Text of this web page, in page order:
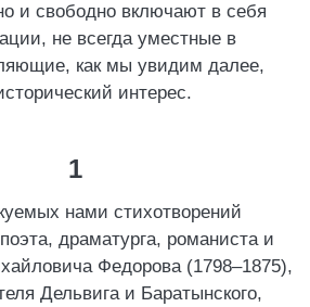
и свободно включают в себя
не всегда уместные в
как мы увидим далее,
интерес.
1
нами стихотворений
драматурга, романиста и
Федорова (1798–1875),
Дельвига и Баратынского,